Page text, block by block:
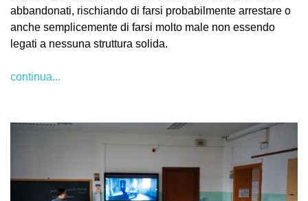
abbandonati, rischiando di farsi probabilmente arrestare o
anche semplicemente di farsi molto male non essendo
legati a nessuna struttura solida.
continua...